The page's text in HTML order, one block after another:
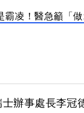
霸凌！醫急籲「
士辦事處長李冠